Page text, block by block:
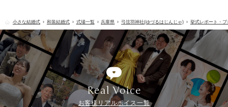
小さな結婚式 和装結婚式 式場一覧 兵庫県 弓弦羽神社(ゆづるはじんじゃ) 挙式レポート・ブ
Real Voice
お客様リアルボイス一覧